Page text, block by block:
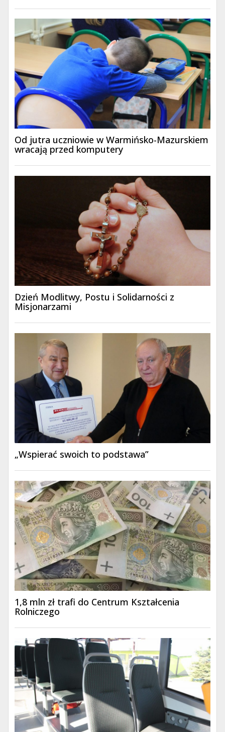
Od jutra uczniowie w Warmińsko-Mazurskiem
wracają przed komputery
Dzień Modlitwy, Postu i Solidarności z
Misjonarzami
„Wspierać swoich to podstawa”
1,8 mln zł trafi do Centrum Kształcenia
Rolniczego